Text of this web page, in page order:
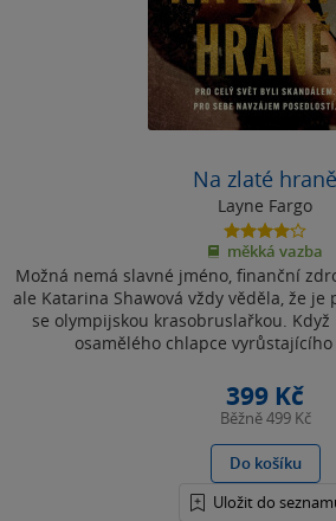
Na zlaté hraně
Layne Fargo
4.2
z
5
hvězdiček
měkká vazba
Možná nemá slavné jméno, finanční
ale Katarina Shawová vždy věděla, že
se olympijskou krasobruslařkou. Když
osamělého chlapce
399 Kč
Běžně499 Kč
Do košíku
Uložit do